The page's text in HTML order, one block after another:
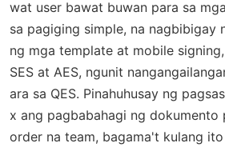
wat user bawat buwan para sa
sa pagiging simple, na nagbibigay
ng mga template at mobile
SES at AES, ngunit
ara sa QES. Pinahuhusay ng
x ang pagbabahagi ng dokumento
order na team, bagama't kulang